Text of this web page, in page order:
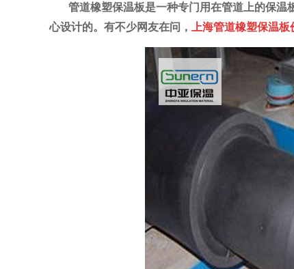
管道橡塑保温板是一种专门用在管道上的保
心设计的。有不少网友在问， 上海管道橡塑保温板